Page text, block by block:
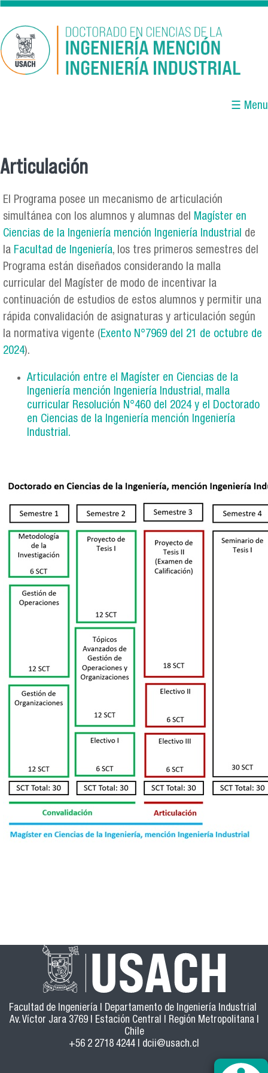
Pasar al contenido principal
☰ Menu
Articulación
El Programa posee un mecanismo de articulación
simultánea con los alumnos y alumnas del
Magíster en
Ciencias de la Ingeniería mención Ingeniería Industrial de
la Facultad de Ingeniería, los tres primeros semestres del
Programa están diseñados considerando la malla
curricular del Magíster de modo de incentivar la
continuación de estudios de estos alumnos y permitir una
rápida convalidación de asignaturas y articulación según
la normativa vigente (Exento N°7969 del 21 de octubre de
2024).
Articulación entre el Magíster en Ciencias de la
Ingeniería mención Ingeniería Industrial, malla
curricular Resolución N°460 del 2024 y el Doctorado
en Ciencias de la Ingeniería mención Ingeniería
Industrial.
Facultad de Ingeniería | Departamento de Ingeniería Industrial
Av. Víctor Jara 3769 | Estación Central | Región Metropolitana |
Chile
+56 2 2718 4244 | dcii@usach.cl